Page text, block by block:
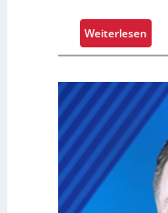
c
t
s
t
Weiterlesen
K
m
m
i